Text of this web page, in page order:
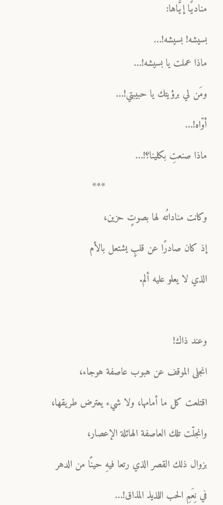
مناديًا إيَّاها:
بسيشه! بسيشه!…
ماذا عملت يا بسيشه!…
ومَن لي برؤيتك يا حبيبتي!…
أوّاه!…
ماذا صنعتِ بكلينا؟!…
***
وكانت مناداتُه لها بصوتٍ حزين،
إذ كان صادرًا عن قلبٍ يشتعل بالأم
الذي لا يعلو عليه ألم.
وعند ذاك!
انجلى الموقف عن هبوب عاصفة هوجاء،
اقتلعت كل ما أمامها، ولا شيء يعترض طريقها،
وانجلّت تلك العاصفة الهائلة الإعصار،
بزوال ذلك القصر الذي رتعا فيهِ حينًا من الدهر
في نِعَمِ الحب اللذيذ المذاق!…